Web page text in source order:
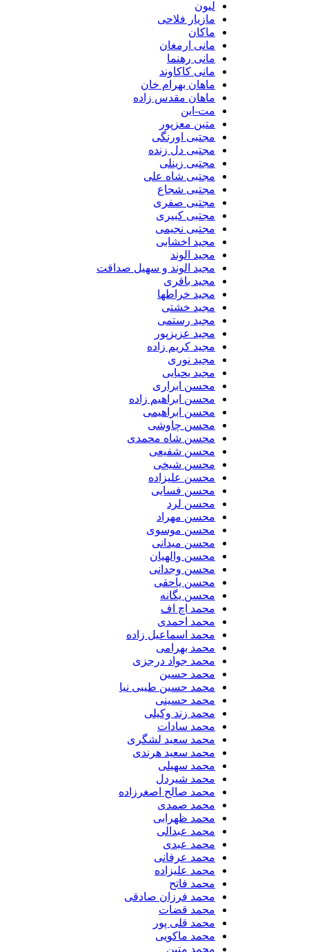
مازیار فلاحی
مانی ارمغان
مانی رهنما
مانی کاکاوند
ماهان بهرام خان
ماهان مقدس زاده
مت-این
متین معزپور
مجتبی اورنگی
مجتبی دل زنده
مجتبی زینلی
مجتبی شاه علی
مجتبی شجاع
مجتبی صفری
مجتبی کبیری
مجتبی نجیمی
مجید اخشابی
مجید الوند‎
مجید الوند و سهیل صداقت
مجید باقری
مجید خراطها
مجید خشتی
مجید رستمی
مجید عزیزپور
مجید کریم زاده
مجید نوری
مجید یحیایی
محسن ابراری
محسن ابراهیم زاده
محسن ابراهیمی
محسن چاوشی
محسن شاه محمدی
محسن شفیعی
محسن شیخی
محسن علیزاده
محسن فسایی
محسن لرد
محسن مهراد
محسن موسوی
محسن میدانی
محسن والهیان
محسن وجدانی
محسن یاحقی
محسن یگانه
محمد اچ اف
محمد احمدی
محمد اسماعیل زاده
محمد بهرامی
محمد جواد درجزی
محمد حسین
محمد حسین طیبی نیا
محمد حسینی
محمد زند وکیلی
محمد سادات
محمد سعید لشگری
محمد سعید هرندی
محمد سهیلی
​محمد شیردل
محمد صالح اصغرزاده
محمد صمدی
محمد ظهرابی
محمد عبدالی
محمد عبدی
محمد عرفانی
محمد علیزاده
محمد فاتح
محمد فرزان صادقی
محمد قضات
محمد قلی پور
محمد ماکویی
محمد متین